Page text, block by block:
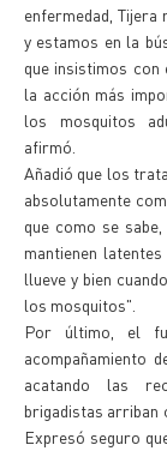
enfermedad, Tijera
y estamos en la
que insistimos
la acción más
los mosquitos
afirmó.
Añadió que los
absolutamente
que como se
mantienen
llueve y bien
los mosquitos".
Por último, el
acompañamiento
acatando las
brigadistas arriban
Expresó seguro